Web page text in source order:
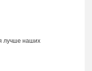
лучше наших